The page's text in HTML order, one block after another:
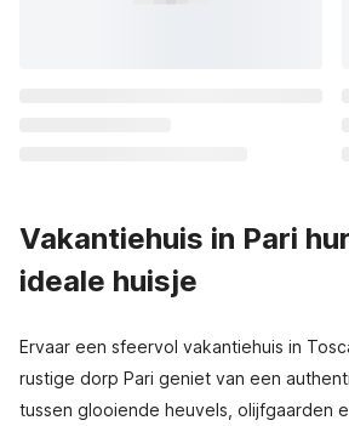
Vakantiehuis in Pari
ideale huisje
Ervaar een sfeervol vakantiehuis in
rustige dorp Pari geniet van een
tussen glooiende heuvels, olijfgaarden